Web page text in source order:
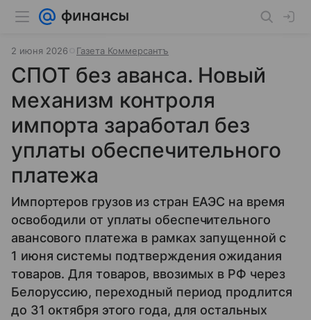
2 июня 2026 Газета Коммерсантъ
СПОТ без аванса. Новый
механизм контроля
импорта заработал без
уплаты обеспечительного
платежа
Импортеров грузов из стран ЕАЭС на время
освободили от уплаты обеспечительного
авансового платежа в рамках запущенной с
1 июня системы подтверждения ожидания
товаров. Для товаров, ввозимых в РФ через
Белоруссию, переходный период продлится
до 31 октября этого года, для остальных